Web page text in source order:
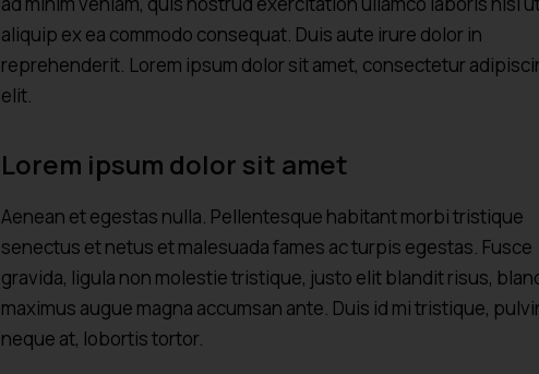
aliquip ex ea commodo consequat. Duis aute irure dolor in
reprehenderit. Lorem ipsum dolor sit amet, consectetur
elit.
Lorem ipsum dolor sit amet
Aenean et egestas nulla. Pellentesque habitant morbi tristique
senectus et netus et malesuada fames ac turpis egestas. Fusce
gravida, ligula non molestie tristique, justo elit blandit risus,
maximus augue magna accumsan ante. Duis id mi tristique,
neque at, lobortis tortor.